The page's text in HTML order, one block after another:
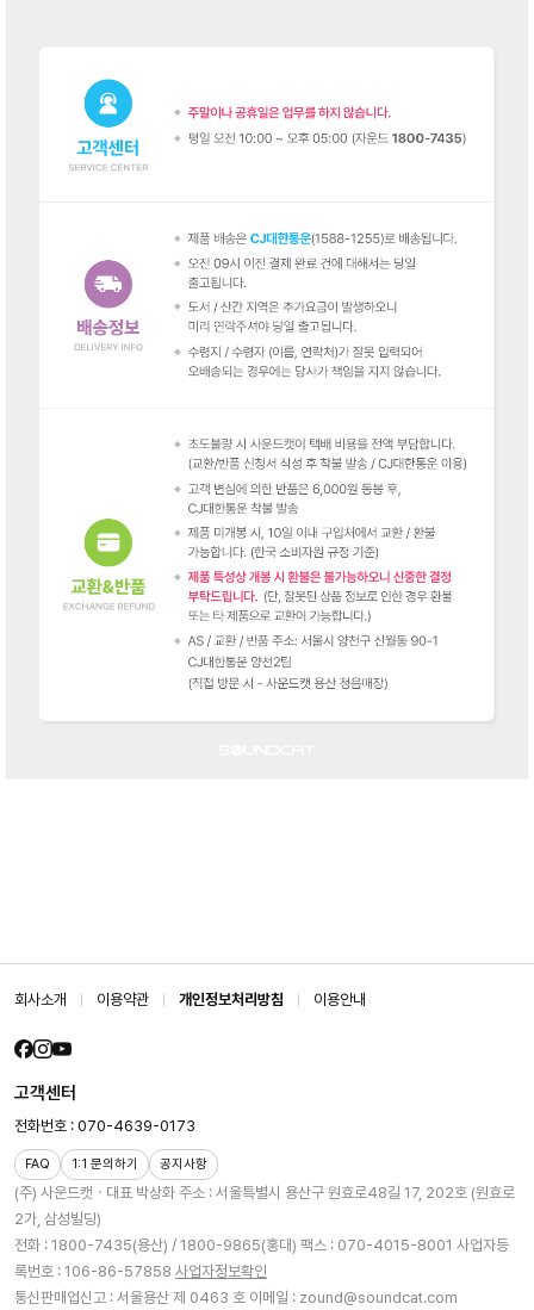
회사소개 이용약관 개인정보처리방침 이용안내
(주) 사운드캣ㆍ대표 박상화 주소 : 서울특별시 용산구 원효로48길 17, 202호 (원효로
2가, 삼성빌딩)
전화 : 1800-7435(용산) / 1800-9865(홍대) 팩스 : 070-4015-8001 사업자등
록번호 : 106-86-57858 사업자정보확인
통신판매업신고 : 서울용산 제 0463 호 이메일 : zound@soundcat.com
고객센터
전화번호 : 070-4639-0173
FAQ 1:1 문의하기 공지사항